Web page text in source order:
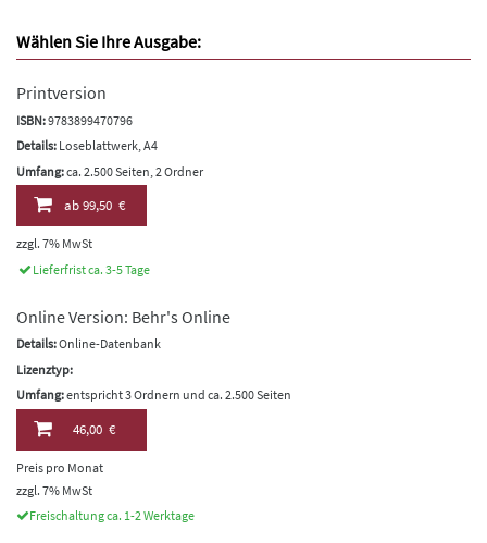
Wählen Sie Ihre Ausgabe:
Printversion
ISBN:9783899470796
Details: Loseblattwerk, A4
Umfang:ca. 2.500 Seiten, 2 Ordner
ab99,50 €
zzgl. 7% MwSt
Lieferfrist ca. 3-5 Tage
Online Version: Behr's Online
Details:Online-Datenbank
Lizenztyp:
Umfang:entspricht 3 Ordnern und ca. 2.500 Seiten
46,00 €
Preis pro Monat
zzgl. 7% MwSt
Freischaltung ca. 1-2 Werktage